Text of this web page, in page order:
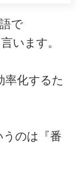
で
います。
率化するた
のは『番